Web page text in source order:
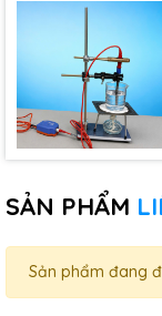
SẢN PHẨM
Sản phẩm đang